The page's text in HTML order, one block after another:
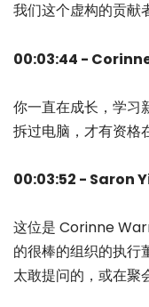
我们这个虚构的贡献
00:03:44 -
你一直在成长，学习
拆过电脑，才有资格
00:03:52 - Saron
这位是 Corinne
的很棒的组织的执行
太敢提问的，或在聚